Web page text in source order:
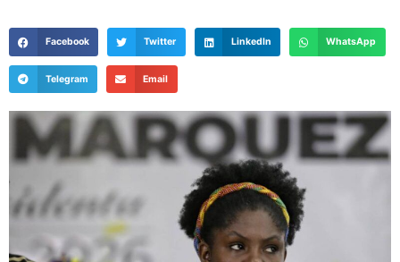
Facebook Twitter LinkedIn WhatsApp
Telegram Email